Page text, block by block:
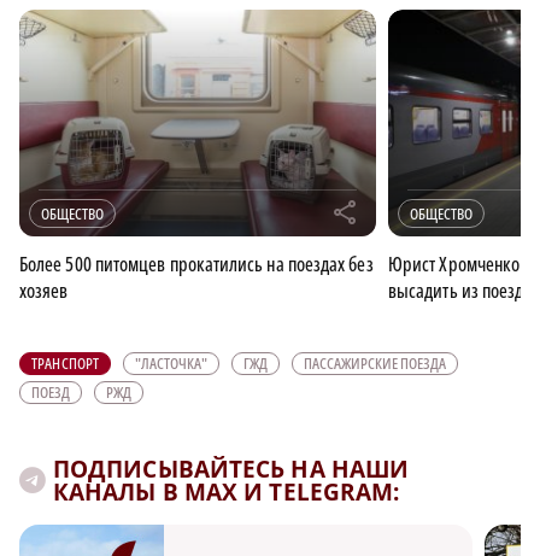
ОБЩЕСТВО r
Более 500 питомцев прокатились на поездах без
хозяев
ОБЩЕСТВО
Юрист Хромченко
высадить из поезда
ТРАНСПОРТ "ЛАСТОЧКА" ГЖД
ПАССАЖИРСКИЕ ПОЕЗДА
ПОЕЗД
РЖД
ПОДПИСЫВАЙТЕСЬ НА НАШИ
КАНАЛЫ В MAX И TELEGRAM: